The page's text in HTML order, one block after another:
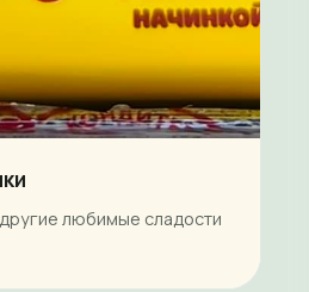
любимые сладости